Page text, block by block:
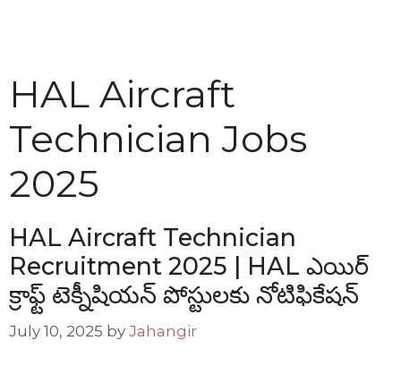
HAL Aircraft
Technician Jobs
2025
HAL Aircraft Technician
Recruitment 2025 | HAL ఎయిర్
క్రాఫ్ట్ టెక్నీషియన్ పోస్టులకు నోటిఫికేషన్
July 10, 2025 by Jahangir